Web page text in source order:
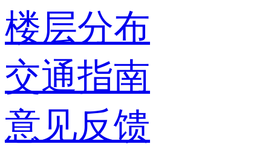
楼层分布
交通指南
意见反馈